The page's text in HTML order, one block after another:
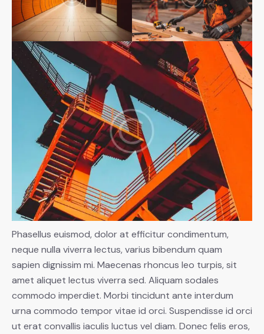
Phasellus euismod, dolor at efficitur condimentum,
neque nulla viverra lectus, varius bibendum quam
sapien dignissim mi. Maecenas rhoncus leo turpis, sit
amet aliquet lectus viverra sed. Aliquam sodales
commodo imperdiet. Morbi tincidunt ante interdum
urna commodo tempor vitae id orci. Suspendisse id orci
ut erat convallis iaculis luctus vel diam. Donec felis eros,